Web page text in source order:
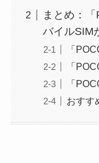
まとめ：
バイルSIM
「
「
「
おすす